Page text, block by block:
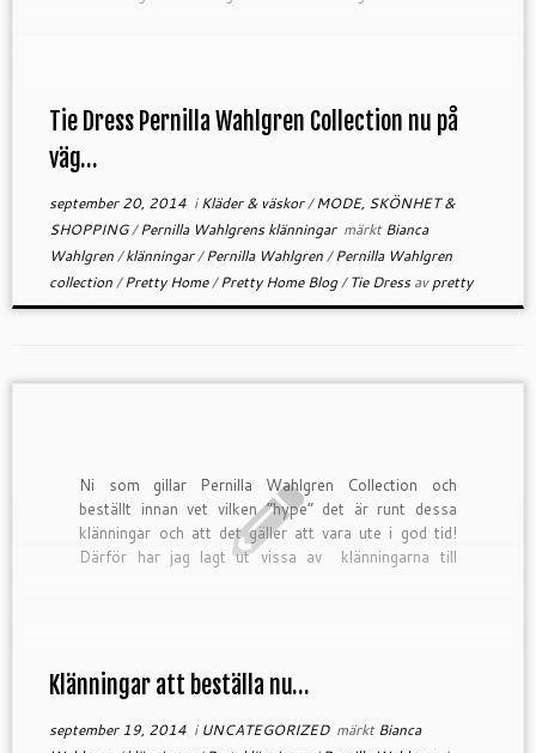
Tie Dress Pernilla Wahlgren Collection nu på
väg…
september 20, 2014iKläder & väskor/MODE, SKÖNHET &
SHOPPING/Pernilla Wahlgrens klänningar märktBianca
Wahlgren/klänningar/Pernilla Wahlgren/Pernilla Wahlgren
collection/Pretty Home/Pretty Home Blog/Tie Dressavpretty
Ni som gillar Pernilla Wahlgren Collection och
beställt innan vet vilken ”hype” det är runt dessa
klänningar och att det gäller att vara ute i god tid!
Därför har jag lagt ut vissa av klänningarna till
Klänningar att beställa nu…
september 19, 2014i UNCATEGORIZED märktBianca